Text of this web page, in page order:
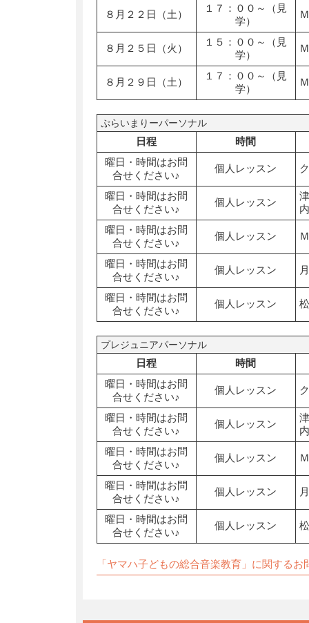
８月２２日（土）
１７：００～（見
学）
８月２５日（火）
１５：００～（見
学）
８月２９日（土）
１７：００～（見
学）
ぷらいまりーパーソナル
日程
時間
曜日・時間はお問
合せください♪
個人レッスン
曜日・時間はお問
合せください♪
個人レッスン
曜日・時間はお問
合せください♪
個人レッスン
曜日・時間はお問
合せください♪
個人レッスン
曜日・時間はお問
合せください♪
個人レッスン
プレジュニアパーソナル
日程
時間
曜日・時間はお問
合せください♪
個人レッスン
曜日・時間はお問
合せください♪
個人レッスン
曜日・時間はお問
合せください♪
個人レッスン
曜日・時間はお問
合せください♪
個人レッスン
曜日・時間はお問
合せください♪
個人レッスン
「ヤマハ子どもの総合音楽教育」に関するお